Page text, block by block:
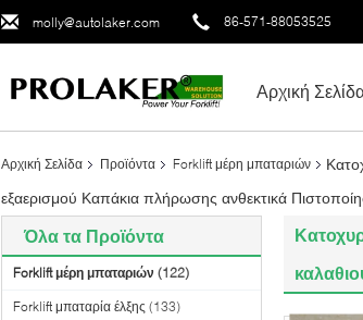
molly@autolaker.com 86-571-88053525
Αρχική
Αρχική Σελίδα Προϊόντα Forklift μέρη μπαταριών
εξαερισμού Καπάκια πλήρωσης ανθεκτικά
Όλα τα Προϊόντα
Forklift μέρη μπαταριών (122)
Forklift μπαταρία έλξης (133)